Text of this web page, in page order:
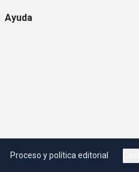
Ayuda
Proceso y política editorial